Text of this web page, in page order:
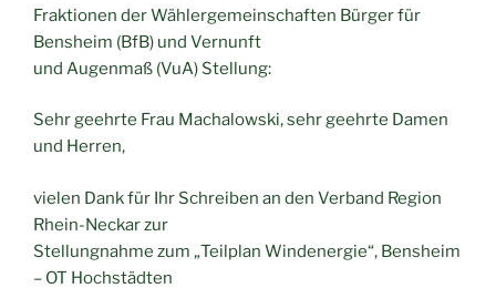
Fraktionen der Wählergemeinschaften Bürger für
Bensheim (BfB) und Vernunft
und Augenmaß (VuA) Stellung:
Sehr geehrte Frau Machalowski, sehr geehrte Damen
und Herren,
vielen Dank für Ihr Schreiben an den Verband Region
Rhein-Neckar zur
Stellungnahme zum „Teilplan Windenergie“, Bensheim
– OT Hochstädten